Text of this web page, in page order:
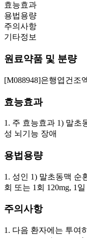
효능효과
용법용량
주의사항
기타정보
원료약품 및 분량
[M088948]은행엽건조
효능효과
1. 주 효능효과 1) 말초
성 뇌기능 장애
용법용량
1. 성인 1) 말초동맥 순
회 또는 1회 120mg, 1
주의사항
1. 다음 환자에는 투여